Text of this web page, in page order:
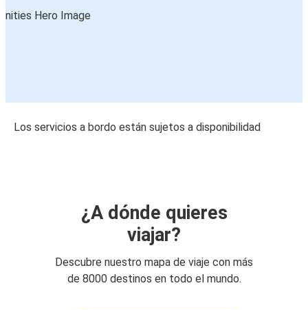
Los servicios a bordo están sujetos a disponibilidad
¿A dónde quieres
viajar?
Descubre nuestro mapa de viaje con más
de 8000 destinos en todo el mundo.